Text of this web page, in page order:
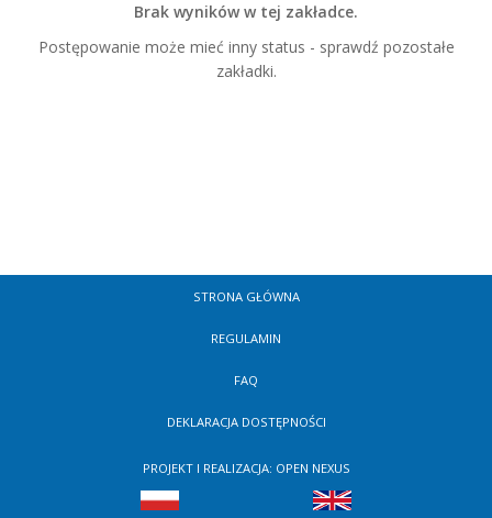
Brak wyników w tej zakładce.
Postępowanie może mieć inny status - sprawdź pozostałe
zakładki.
STRONA GŁÓWNA
REGULAMIN
FAQ
DEKLARACJA DOSTĘPNOŚCI
PROJEKT I REALIZACJA: OPEN NEXUS